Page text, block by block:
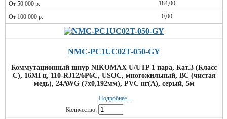
184,00
0,00
NMC-PC1UC02T-050-GY
Коммутационный шнур NIKOMAX U/UTP 1 пара, Кат.3 (Класс
C), 16МГц, 110-RJ12/6P6C, USOC, многожильный, BC (чистая
медь), 24AWG (7х0,192мм), PVC нг(А), серый, 5м
Подробнее ...
Количество: